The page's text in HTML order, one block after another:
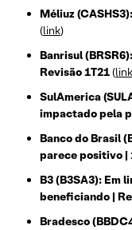
Méliuz
(link)
Banrisul
Revisão 1T21(link
SulAmerica
impactado pela
Banco do Brasil
parece positivo |
B3 (B3SA3): Em
beneficiando |
Bradesco